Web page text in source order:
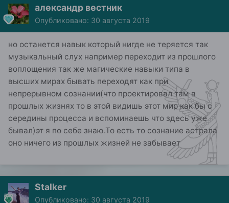
александр вестник
Опубликовано: 30 августа 2019
но останется навык который нигде не теряется так
музыкальный слух например переходит из прошлого
воплощения так же магические навыки типа в
высших мирах бывать переходят как при
непрерывном сознании(что проектировал там в
прошлых жизнях то в этой видишь этот мир как бы с
середины процесса и вспоминаешь что здесь уже
бывал)эт я по себе знаю.То есть то сознание астрала
оно ничего из прошлых жизней не забывает
Stalker
Опубликовано: 30 августа 2019